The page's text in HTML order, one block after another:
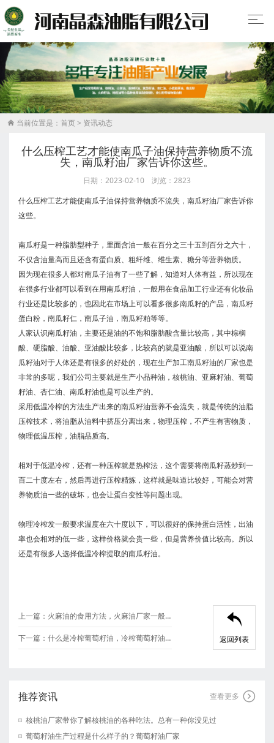
 当前位置是： 首页> 资讯动态
什么压榨工艺才能使南瓜子油保持营养物质不流
失，南瓜籽油厂家告诉你这些。
日期：2023-02-10 浏览：2823
什么压榨工艺才能使南瓜子油保持营养物质不流失，南瓜籽油厂家告诉你
这些。
南瓜籽是一种脂肪型种子，里面含油一般在百分之三十五到百分之六十，
不仅含油量高而且还含有蛋白质、粗纤维、维生素、糖分等营养物质。
因为现在很多人都对南瓜子油有了一些了解，知道对人体有益，所以现在
在很多行业都可以看到在用南瓜籽油，一般用在食品加工行业还有化妆品
行业还是比较多的，也因此在市场上可以看多很多南瓜籽的产品，南瓜籽
蛋白粉，南瓜籽仁，南瓜子油，南瓜籽粕等等。
人家认识南瓜籽油，主要还是油的不饱和脂肪酸含量比较高，其中棕榈
酸、硬脂酸、油酸、亚油酸比较多，比较高的就是亚油酸，所以可以说南
瓜籽油对于人体还是有很多的好处的，现在生产加工南瓜籽油的厂家也是
非常的多呢，我们公司主要就是生产小品种油，核桃油、亚麻籽油、葡萄
籽油、杏仁油、南瓜籽油也是可以生产的。
采用低温冷榨的方法生产出来的南瓜籽油营养不会流失，就是传统的油脂
压榨技术，将油脂从油料中挤压分离出来，物理压榨，不产生有害物质，
物理低温压榨，油脂品质高。
相对于低温冷榨，还有一种压榨就是热榨法，这个需要将南瓜籽蒸炒到一
百二十度左右，然后再进行压榨精炼，这样就是味道比较好，可能会对营
养物质油一些的破坏，也会让蛋白变性等问题出现。
物理冷榨发一般要求温度在六十度以下，可以很好的保持蛋白活性，出油
率也会相对的低一些，这样价格就会贵一些，但是营养价值比较高。所以
还是有很多人选择低温冷榨提取的南瓜籽油。
上一篇： 火麻油的食用方法，火麻油厂家一般如何讲解
下一篇： 什么是冷榨葡萄籽油，冷榨葡萄籽油原理是什么？葡萄籽油厂家解释 河南晶森油脂有限公司

返回列表
推荐资讯 查看更多 
核桃油厂家带你了解核桃油的各种吃法。总有一种你没见过
葡萄籽油生产过程是什么样子的？葡萄籽油厂家